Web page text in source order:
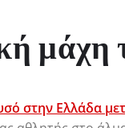
μάχη
στην Ελλάδα